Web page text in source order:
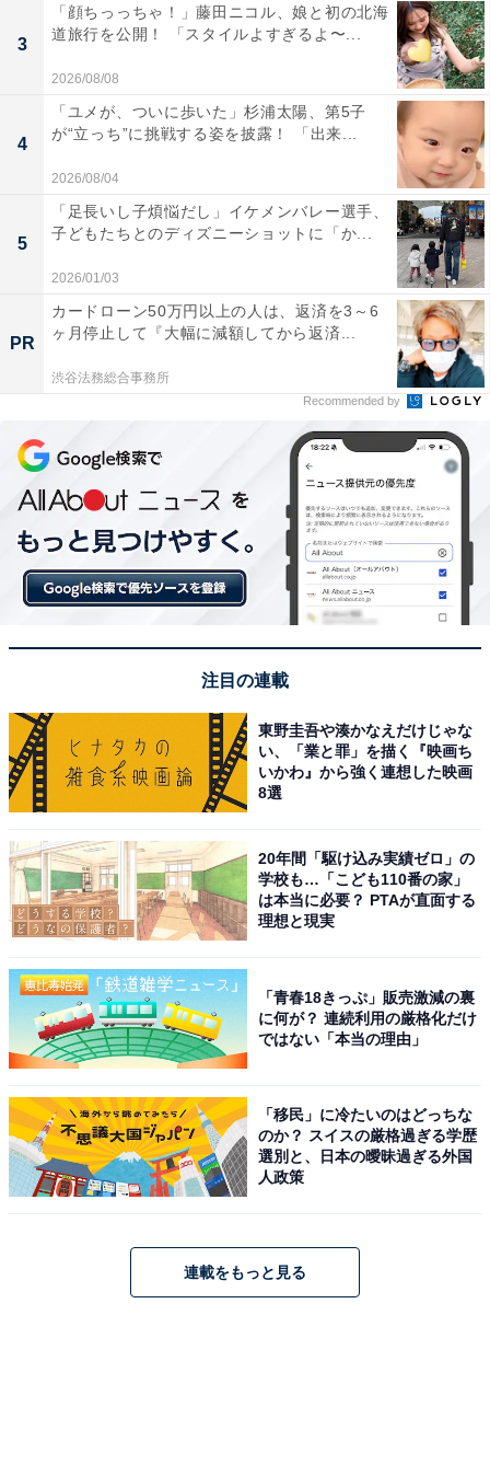
3
「顔ちっっちゃ！」藤田ニコル、娘と初の北海
道旅行を公開！ 「スタイルよすぎるよ〜...
2026/08/08
4
「ユメが、ついに歩いた」杉浦太陽、第5子
が“立っち”に挑戦する姿を披露！ 「出来...
2026/08/04
5
「足長いし子煩悩だし」イケメンバレー選手、
子どもたちとのディズニーショットに「か...
2026/01/03
PR
カードローン50万円以上の人は、返済を3～6
ヶ月停止して『大幅に減額してから返済...
渋谷法務総合事務所
Recommended by
注目の連載
東野圭吾や湊かなえだけじゃな
い、「業と罪」を描く『映画ち
いかわ』から強く連想した映画
8選
20年間「駆け込み実績ゼロ」の
学校も…「こども110番の家」
は本当に必要？ PTAが直面する
理想と現実
「青春18きっぷ」販売激減の裏
に何が？ 連続利用の厳格化だけ
ではない「本当の理由」
「移民」に冷たいのはどっちな
のか？ スイスの厳格過ぎる学歴
選別と、日本の曖昧過ぎる外国
人政策
連載をもっと見る